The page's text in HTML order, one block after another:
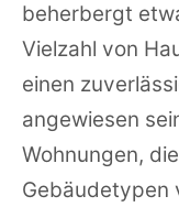
beherbergt
Vielzahl von
einen
angewiesen
Wohnungen,
Gebäudetypen